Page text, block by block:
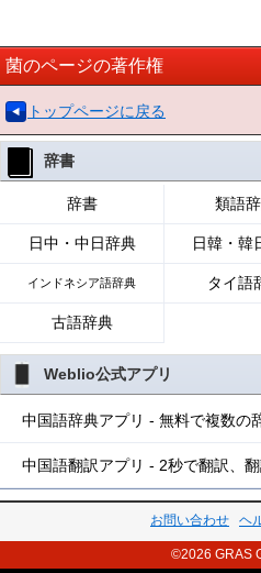
菌のページの著作権
トップページに戻る
辞書
辞書 類語
日中・中日辞典 日韓・韓
インドネシア語辞典 タイ語
古語辞典
Weblio公式アプリ
中国語辞典アプリ - 無料で複数の
中国語翻訳アプリ - 2秒で翻訳、
お問い合わせ ヘ
©2026 GRAS